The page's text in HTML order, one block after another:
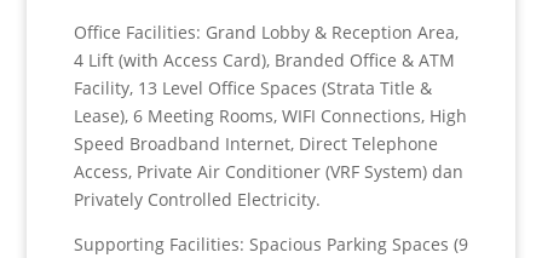
Office Facilities: Grand Lobby & Reception Area,
4 Lift (with Access Card), Branded Office & ATM
Facility, 13 Level Office Spaces (Strata Title &
Lease), 6 Meeting Rooms, WIFI Connections, High
Speed Broadband Internet, Direct Telephone
Access, Private Air Conditioner (VRF System) dan
Privately Controlled Electricity.
Supporting Facilities: Spacious Parking Spaces (9